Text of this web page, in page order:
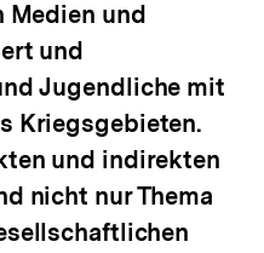
Medien und
und
Jugendliche mit
Kriegsgebieten.
und indirekten
nicht nur Thema